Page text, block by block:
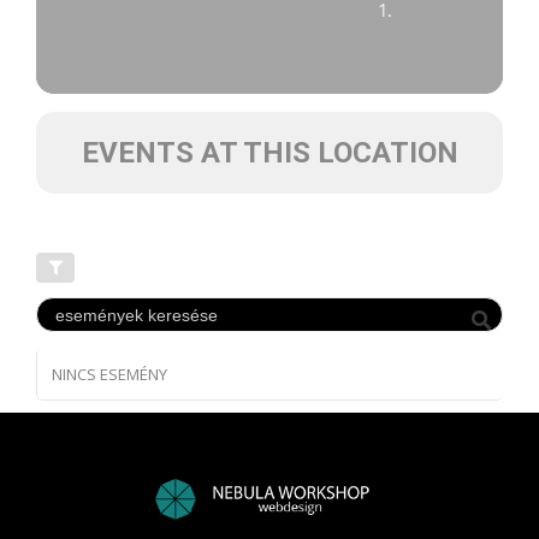
1.
EVENTS AT THIS LOCATION
NINCS ESEMÉNY